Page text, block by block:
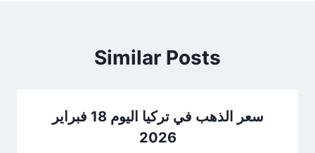
Similar Posts
سعر الذهب في تركيا اليوم 18 فبراير
2026